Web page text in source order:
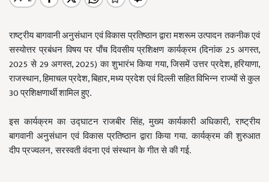
राष्ट्रीय बागवानी अनुसंधान एवं विकास प्रतिष्ठान द्वारा मशरूम उत्पादन तकनीक एवं
सस्योत्तर प्रबंधन विषय पर पाँच दिवसीय प्रशिक्षण कार्यक्रम(दिनांक25अगस्त,
2025से29अगस्त, 2025)का शुभारंभ किया गया,जिसमें उत्तर प्रदेश,हरियाणा,
राजस्थान,हिमाचल प्रदेश,बिहार,मध्य प्रदेश एवं दिल्ली सहित विभिन्न राज्यों से कुल
30प्रशिक्षणार्थीशामिलहुए.
इस कार्यक्रम का उद्घाटन राजबीर सिंह, मुख्य कार्यकारी अधिकारी, राष्ट्रीय
बागवानी अनुसंधान एवं विकास प्रतिष्ठान द्वारा किया गया. कार्यक्रम की शुरुआत
दीप प्रज्वलन, सरस्वती वंदना एवं संस्थान के गीत से की गई.